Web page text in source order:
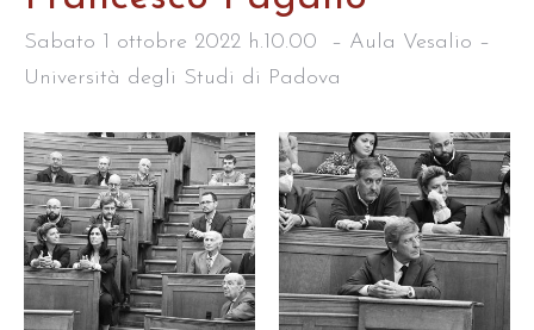
Sabato 1 ottobre 2022 h.10.00 – Aula Vesalio –
Università degli Studi di Padova